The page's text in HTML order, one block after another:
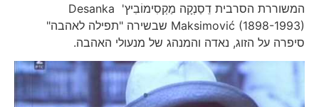
המשוררת הסרבית דֵסַנְקָה מַקְסִימוֹבִיץ' Desanka
Maksimović (1898-1993) שבשירה "תפילה לאהבה"
סיפרה על הזוג, נאדה והמנהג של מנעולי האהבה.